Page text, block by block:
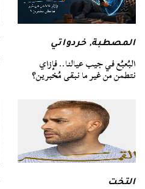
المصطبة,خردواتي
البُعبُع في جيب عيالنا.. فإزاي
نتطمن من غير ما نبقى مُخبرين؟
التخت